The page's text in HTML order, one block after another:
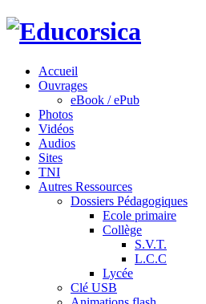
Accueil
Ouvrages
eBook / ePub
Photos
Vidéos
Audios
Sites
TNI
Autres Ressources
Dossiers Pédagogiques
Ecole primaire
Collège
S.V.T.
L.C.C
Lycée
Clé USB